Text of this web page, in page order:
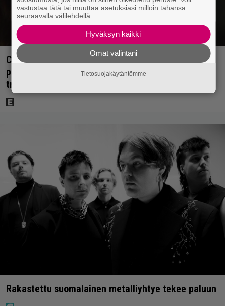
Cape Fear -näyttelijä muisteli Robert De Niron
paneutumista rooliinsa – ”Hän puhui kielillä ja
trailerissa oli urkuri”
Rakastettu suomalainen metalliyhtye tekee paluun
vastustaa tätä tai muuttaa asetuksiasi milloin tahansa
seuraavalla välilehdellä.
Hyväksyn kaikki
Omat valintani
Tietosuojakäytäntömme